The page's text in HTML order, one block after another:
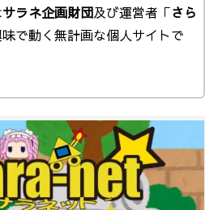
サラネ企画財団及び運営者「さら
で動く無計画な個人サイトで